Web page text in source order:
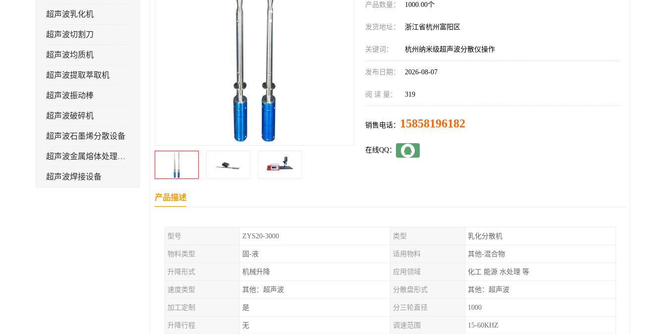
超声波乳化机
超声波切割刀
超声波均质机
超声波提取萃取机
超声波振动棒
超声波破碎机
超声波石墨烯分散设备
超声波金属熔体处理设备
超声波焊接设备
产品数量： 1000.00个
发货地址： 浙江省杭州富阳区
关键词： 杭州纳米级超声波分散仪操作
发布日期： 2026-08-07
阅 读 量： 319
销售电话： 15858196182
在线QQ：
产品描述
型号 ZYS20-3000 类型 乳化分散机
物料类型 固-液 适用物料 其他-混合物
升降形式 机械升降 应用领域 化工 能源 水处理 等
速度类型 其他：超声波 分散盘形式 其他：超声波
加工定制 是 分三轮直径 1000
升降行程 无 调速范围 15-60KHZ